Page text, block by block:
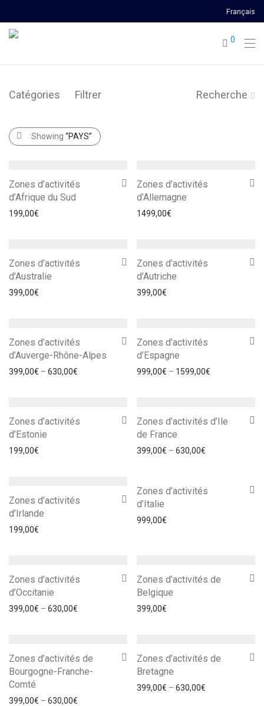
Français
0
Catégories Filtrer Recherche
Showing “PAYS”
Zones d’activités
d’Afrique du Sud
199,00€
Zones d’activités
d’Allemagne
1499,00€
Zones d’activités
d’Australie
399,00€
Zones d’activités
d’Autriche
399,00€
Zones d’activités
d’Auverge-Rhône-Alpes
399,00€ – 630,00€
Zones d’activités
d’Espagne
999,00€ – 1599,00€
Zones d’activités
d’Estonie
199,00€
Zones d’activités d’Ile
de France
399,00€ – 630,00€
Zones d’activités
d’Irlande
199,00€
Zones d’activités
d’Italie
999,00€
Zones d’activités
d’Occitanie
399,00€ – 630,00€
Zones d’activités de
Belgique
399,00€
Zones d’activités de
Bourgogne-Franche-
Comté
399,00€ – 630,00€
Zones d’activités de
Bretagne
399,00€ – 630,00€